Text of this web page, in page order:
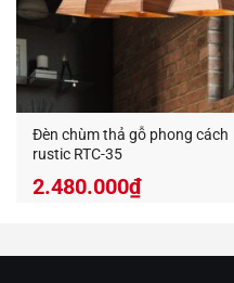
Đèn chùm thả gỗ phong cách
rustic RTC-35
2.480.000₫